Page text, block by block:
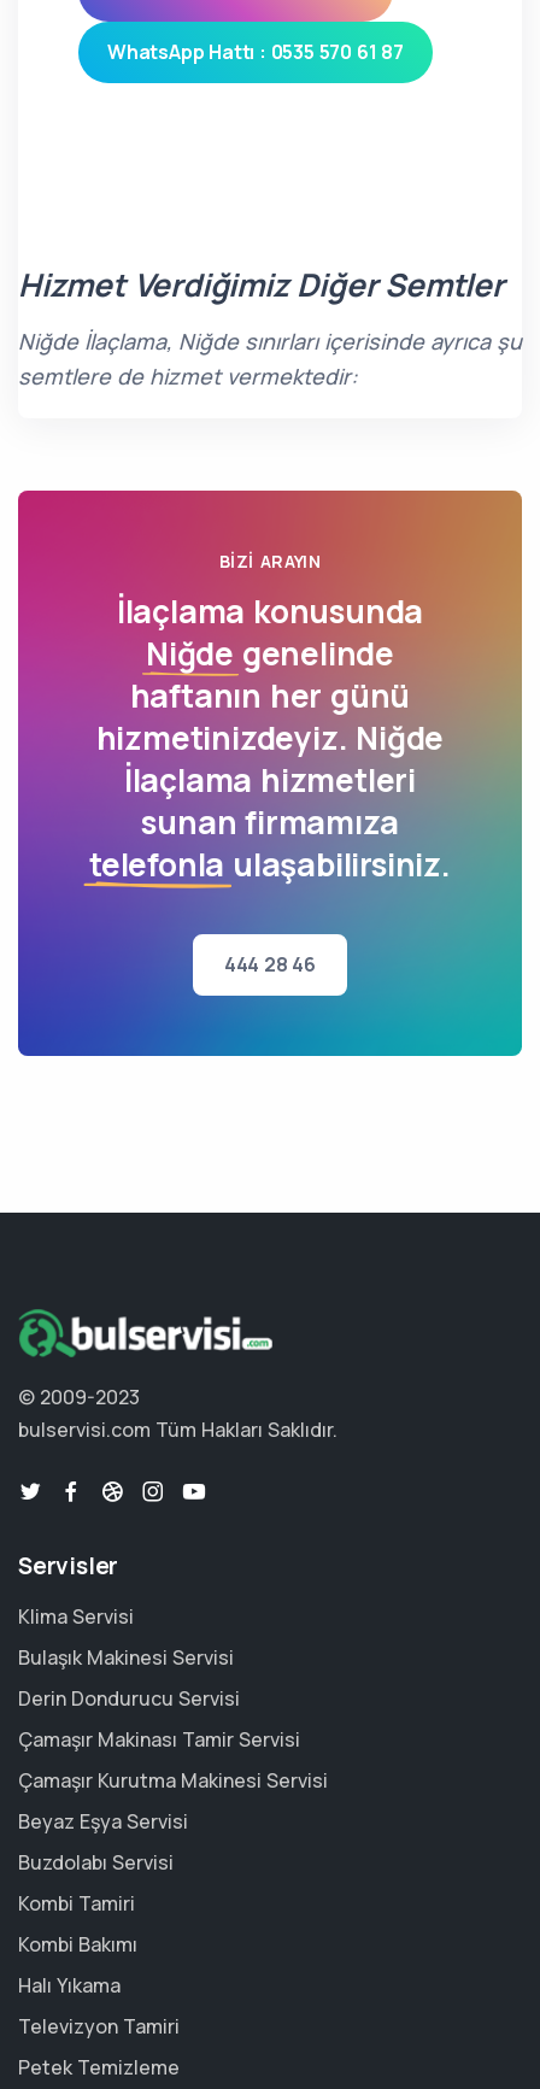
WhatsApp Hattı : 0535 570 61 87
Hizmet Verdiğimiz Diğer Semtler
Niğde İlaçlama, Niğde sınırları içerisinde ayrıca şu
semtlere de hizmet vermektedir:
BIZI ARAYIN
İlaçlama konusunda
Niğde genelinde
haftanın her günü
hizmetinizdeyiz. Niğde
İlaçlama hizmetleri
sunan firmamıza
telefonla ulaşabilirsiniz.
444 28 46
© 2009-2023
bulservisi.com Tüm Hakları Saklıdır.
Servisler
Klima Servisi
Bulaşık Makinesi Servisi
Derin Dondurucu Servisi
Çamaşır Makinası Tamir Servisi
Çamaşır Kurutma Makinesi Servisi
Beyaz Eşya Servisi
Buzdolabı Servisi
Kombi Tamiri
Kombi Bakımı
Halı Yıkama
Televizyon Tamiri
Petek Temizleme